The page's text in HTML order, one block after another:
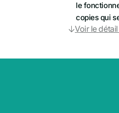
le
copies qui
Voir le